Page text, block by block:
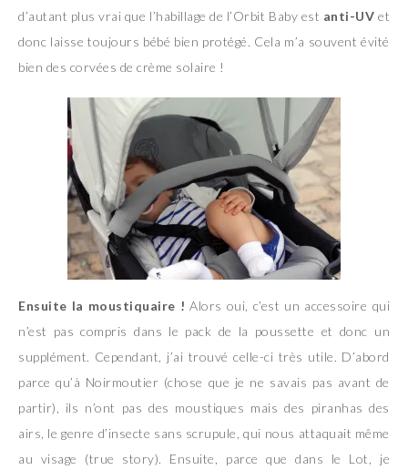
d’autant plus vrai que l’habillage de l’Orbit Baby est anti-UV et
donc laisse toujours bébé bien protégé. Cela m’a souvent évité
bien des corvées de crème solaire !
Ensuite la moustiquaire ! Alors oui, c’est un accessoire qui
n’est pas compris dans le pack de la poussette et donc un
supplément. Cependant, j’ai trouvé celle-ci très utile. D’abord
parce qu’à Noirmoutier (chose que je ne savais pas avant de
partir), ils n’ont pas des moustiques mais des piranhas des
airs, le genre d’insecte sans scrupule, qui nous attaquait même
au visage (true story). Ensuite, parce que dans le Lot, je